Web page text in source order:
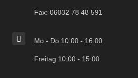
Fax: 06032 78 48 591
Mo - Do 10:00 - 16:00
Freitag 10:00 - 15:00